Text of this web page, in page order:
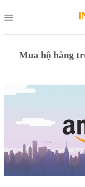
to
Mua hộ hàng